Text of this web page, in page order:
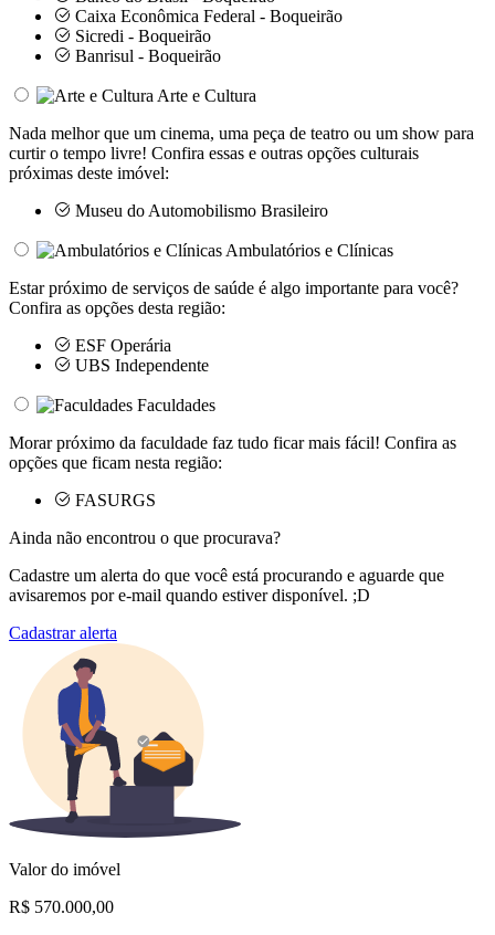
Caixa Econômica Federal - Boqueirão
Sicredi - Boqueirão
Banrisul - Boqueirão
Arte e Cultura
Nada melhor que um cinema, uma peça de teatro ou um show para
curtir o tempo livre! Confira essas e outras opções culturais
próximas deste imóvel:
Museu do Automobilismo Brasileiro
Ambulatórios e Clínicas
Estar próximo de serviços de saúde é algo importante para você?
Confira as opções desta região:
ESF Operária
UBS Independente
Faculdades
Morar próximo da faculdade faz tudo ficar mais fácil! Confira as
opções que ficam nesta região:
FASURGS
Ainda não encontrou o que procurava?
Cadastre um alerta do que você está procurando e aguarde que
avisaremos por e-mail quando estiver disponível. ;D
Cadastrar alerta
Valor do imóvel
R$ 570.000,00